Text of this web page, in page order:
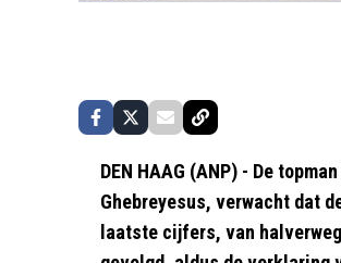
DEN HAAG (ANP) - De
Ghebreyesus, verwacht dat
laatste cijfers, van